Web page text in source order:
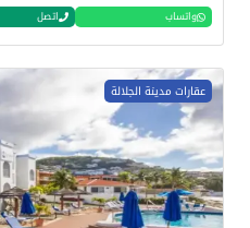
واتساب اتصل
عقارات مدينة الجلالة